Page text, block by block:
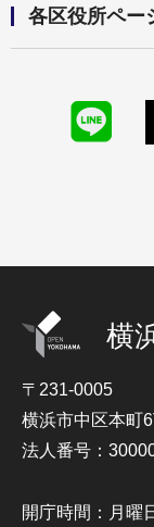
各区役所ペー
横
〒231-0005
横浜市中区本町
法人番号：
開庁時間：月曜